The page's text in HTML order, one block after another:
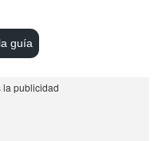
guía